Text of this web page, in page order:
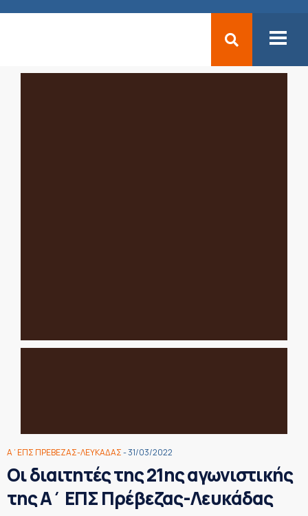
Α΄ΕΠΣ ΠΡΕΒΕΖΑΣ-ΛΕΥΚΑΔΑΣ- 31/03/2022
Οι διαιτητές της 21ης αγωνιστικής
της Α΄ ΕΠΣ Πρέβεζας-Λευκάδας